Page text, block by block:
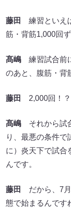
藤田
練習といえ
筋・背筋1,000回
髙嶋 練習試合前
のあと、腹筋・背
藤田 2,000回！？
髙嶋 それから試
り、最悪の条件で
に）炎天下で試合
んです。
藤田
だから、7月
態で始まるんです